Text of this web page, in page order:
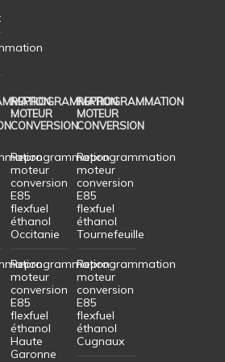
REPROGRAMMATION
MOTEUR
CONVERSION
Reprogrammation
moteur
conversion
E85
flexfuel
éthanol
Occitanie
Reprogrammation
moteur
conversion
E85
flexfuel
éthanol
Haute
Garonne
REPROGRAMMATION
MOTEUR
CONVERSION
Reprogrammation
moteur
conversion
E85
flexfuel
éthanol
Tournefeuille
Reprogrammation
moteur
conversion
E85
flexfuel
éthanol
Cugnaux